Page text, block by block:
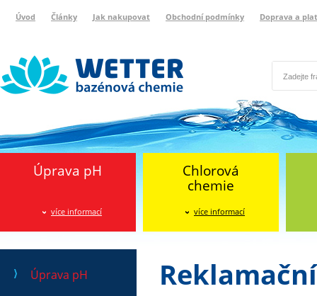
Úvod Články Jak nakupovat Obchodní podmínky Doprava a
Úprava pH
více informací
Chlorová
chemie
více informací
Úprava pH